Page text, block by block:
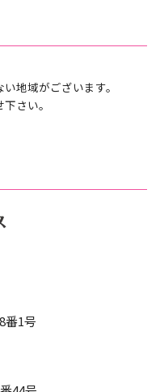
地域がございます。
さい。
番1号